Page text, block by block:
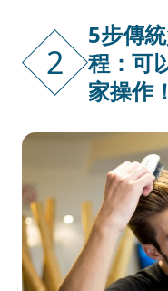
2
5步傳
程：可
家操作！